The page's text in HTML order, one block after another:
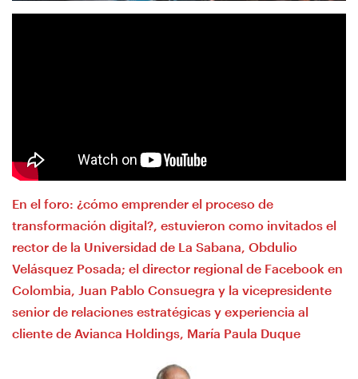
En el foro: ¿cómo emprender el proceso de
transformación digital?, estuvieron como invitados el
rector de la Universidad de La Sabana, Obdulio
Velásquez Posada; el director regional de Facebook en
Colombia, Juan Pablo Consuegra y la vicepresidente
senior de relaciones estratégicas y experiencia al
cliente de Avianca Holdings, María Paula Duque